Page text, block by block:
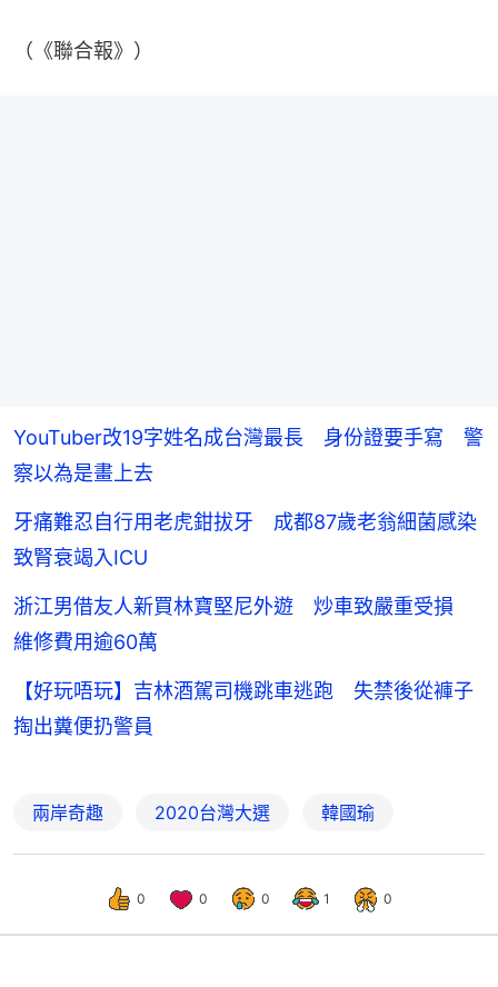
（《聯合報》）
YouTuber改19字姓名成台灣最長 身份證要手寫 警
察以為是畫上去
牙痛難忍自行用老虎鉗拔牙 成都87歲老翁細菌感染
致腎衰竭入ICU
浙江男借友人新買林寶堅尼外遊 炒車致嚴重受損
維修費用逾60萬
【好玩唔玩】吉林酒駕司機跳車逃跑 失禁後從褲子
掏出糞便扔警員
兩岸奇趣 2020台灣大選 韓國瑜
0 0 0 1 0